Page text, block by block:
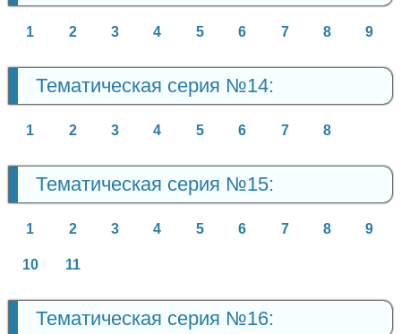
1 2 3 4 5 6 7 8 9
Тематическая серия №14:
1 2 3 4 5 6 7 8
Тематическая серия №15:
1 2 3 4 5 6 7 8 9
10 11
Тематическая серия №16: